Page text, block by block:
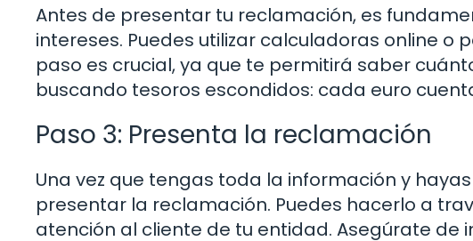
Antes de presentar tu reclamación, es
intereses. Puedes utilizar calculadoras online o
paso es crucial, ya que te permitirá saber
buscando tesoros escondidos: cada euro
Paso 3: Presenta la reclamación
Una vez que tengas toda la información y
presentar la reclamación. Puedes hacerlo a
atención al cliente de tu entidad. Asegúrate de